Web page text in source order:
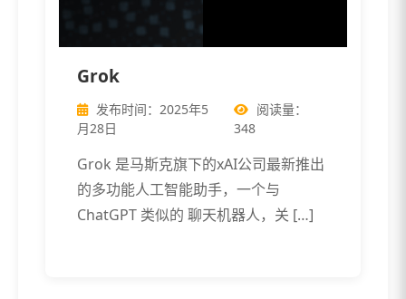
Grok
发布时间：2025年5
月28日
阅读量：
348
Grok 是马斯克旗下的xAI公司最新推出
的多功能人工智能助手，一个与
ChatGPT 类似的 聊天机器人，关 […]